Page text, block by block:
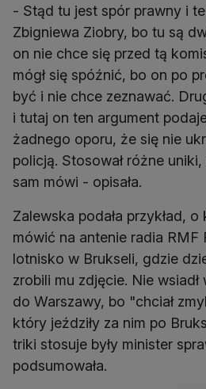
- Stąd tu jest spór prawny i
Zbigniewa Ziobry, bo tu są
on nie chce się przed tą
mógł się spóźnić, bo on po
być i nie chce zeznawać.
i tutaj on ten argument
żadnego oporu, że się nie
policją. Stosował różne
sam mówi - opisała.
Zalewska podała przykład,
mówić na antenie radia RMF
lotnisko w Brukseli, gdzie
zrobili mu zdjęcie. Nie
do Warszawy, bo "chciał
który jeździły za nim po
triki stosuje były minister
podsumowała.